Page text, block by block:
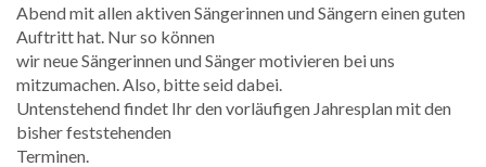
Abend mit allen aktiven Sängerinnen und Sängern einen guten
Auftritt hat. Nur so können
wir neue Sängerinnen und Sänger motivieren bei uns
mitzumachen. Also, bitte seid dabei.
Untenstehend findet Ihr den vorläufigen Jahresplan mit den
bisher feststehenden
Terminen.